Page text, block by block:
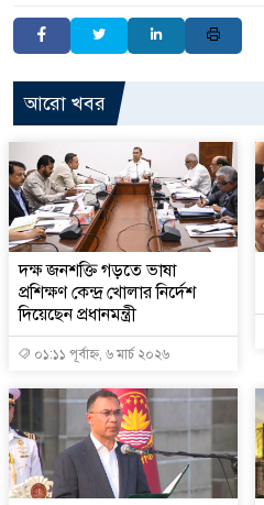
আরো খবর
দক্ষ জনশক্তি গড়তে ভাষা
প্রশিক্ষণ কেন্দ্র খোলার নির্দেশ
দিয়েছেন প্রধানমন্ত্রী
০১:১১ পূর্বাহ্ন, ৬ মার্চ ২০২৬